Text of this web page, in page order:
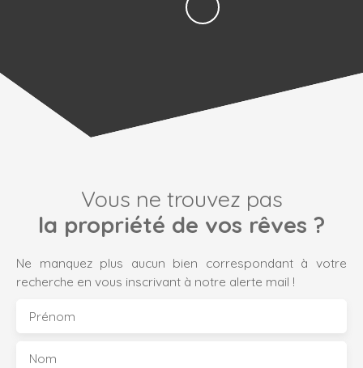
Vous ne trouvez pas
la propriété de vos rêves ?
Ne manquez plus aucun bien correspondant à votre
recherche en vous inscrivant à notre alerte mail !
Prénom
Nom